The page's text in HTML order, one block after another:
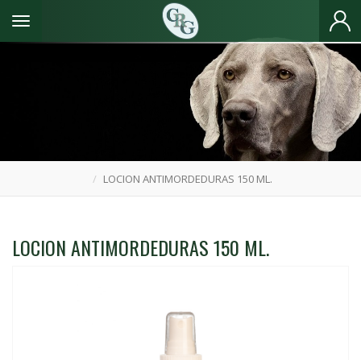
Toggle navigation
LOCION ANTIMORDEDURAS 150 ML.
LOCION ANTIMORDEDURAS 150 ML.